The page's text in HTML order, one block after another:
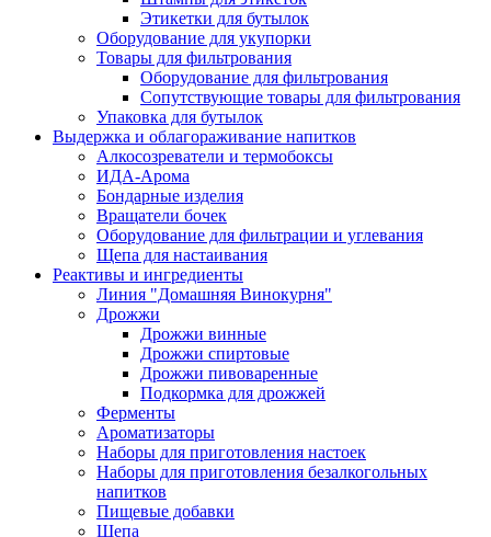
Этикетки для бутылок
Оборудование для укупорки
Товары для фильтрования
Оборудование для фильтрования
Сопутствующие товары для фильтрования
Упаковка для бутылок
Выдержка и облагораживание напитков
Алкосозреватели и термобоксы
ИДА-Арома
Бондарные изделия
Вращатели бочек
Оборудование для фильтрации и углевания
Щепа для настаивания
Реактивы и ингредиенты
Линия "Домашняя Винокурня"
Дрожжи
Дрожжи винные
Дрожжи спиртовые
Дрожжи пивоваренные
Подкормка для дрожжей
Ферменты
Ароматизаторы
Наборы для приготовления настоек
Наборы для приготовления безалкогольных
напитков
Пищевые добавки
Щепа